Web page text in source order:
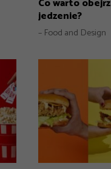
Co warto
jedzenie?
– Food and Design